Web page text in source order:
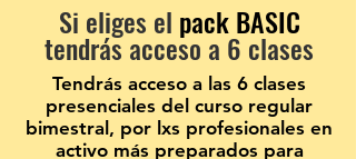
Si eliges el pack BASIC
tendrás acceso a 6 clases
Tendrás acceso a las 6 clases
presenciales del curso regular
bimestral, por lxs profesionales en
activomás preparados para